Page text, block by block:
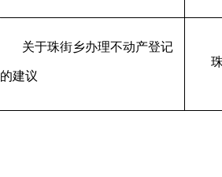
关于珠街乡办理不动产登记
的建议